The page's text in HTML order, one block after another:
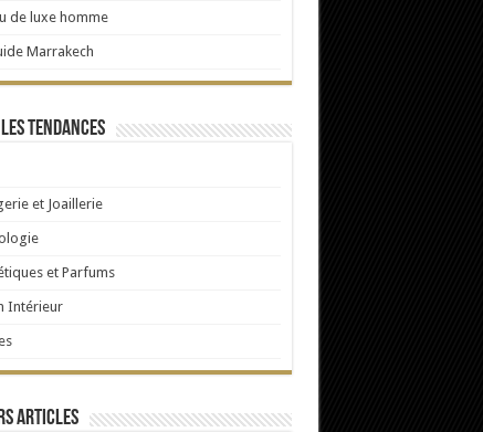
de luxe homme
Marrakech
les tendances
et Joaillerie
et Parfums
Intérieur
articles